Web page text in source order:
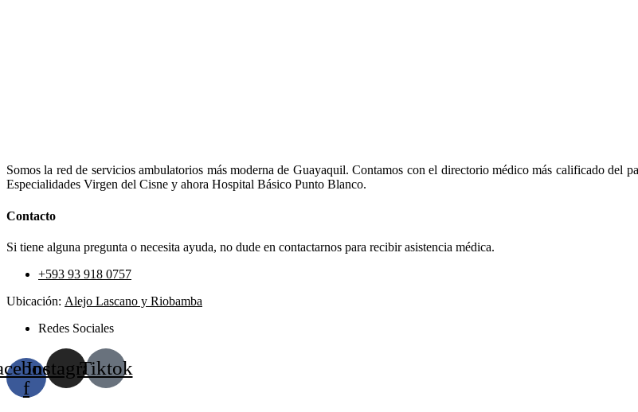
Somos la red de servicios ambulatorios más moderna de Guayaquil. Contamos con el directorio médico más calificado del
Especialidades Virgen del Cisne y ahora Hospital Básico Punto Blanco.
Contacto
Si tiene alguna pregunta o necesita ayuda, no dude en contactarnos para recibir asistencia médica.
+593 93 918 0757
Ubicación: Alejo Lascano y Riobamba
Redes Sociales
f
InstagramTiktok